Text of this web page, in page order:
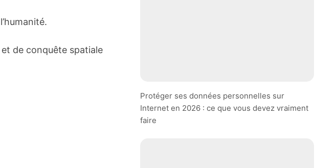
et de conquête spatiale
Protéger ses données personnelles sur
Internet en 2026 : ce que vous devez vraiment
faire